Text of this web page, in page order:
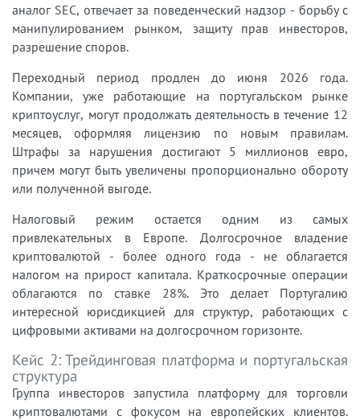
аналог SEC, отвечает за поведенческий надзор - борьбу с
манипулированием рынком, защиту прав инвесторов,
разрешение споров.
Переходный период продлен до июня 2026 года.
Компании, уже работающие на португальском рынке
криптоуслуг, могут продолжать деятельность в течение 12
месяцев, оформляя лицензию по новым правилам.
Штрафы за нарушения достигают 5 миллионов евро,
причем могут быть увеличены пропорционально обороту
или полученной выгоде.
Налоговый режим остается одним из самых
привлекательных в Европе. Долгосрочное владение
криптовалютой - более одного года - не облагается
налогом на прирост капитала. Краткосрочные операции
облагаются по ставке 28%. Это делает Португалию
интересной юрисдикцией для структур, работающих с
цифровыми активами на долгосрочном горизонте.
Кейс 2: Трейдинговая платформа и португальская
структура
Группа инвесторов запустила платформу для торговли
криптовалютами с фокусом на европейских клиентов.